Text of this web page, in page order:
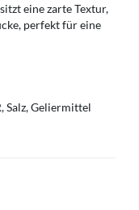
eine zarte Textur,
perfekt für eine
Salz, Geliermittel